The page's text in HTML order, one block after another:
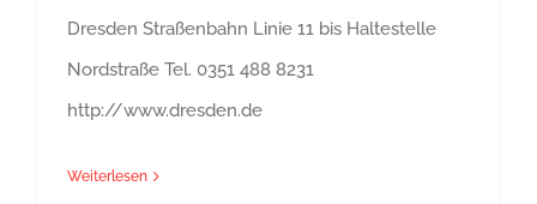
Dresden Straßenbahn Linie 11 bis Haltestelle
Nordstraße Tel. 0351 488 8231
http://www.dresden.de
Weiterlesen